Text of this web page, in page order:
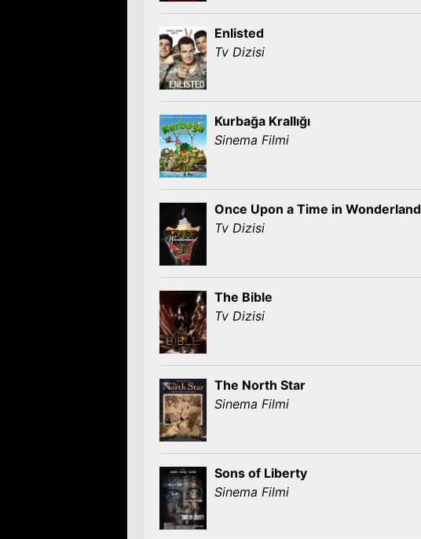
Enlisted
Tv Dizisi
Kurbağa Krallığı
Sinema Filmi
Once Upon a Time in Wonderland
Tv Dizisi
The Bible
Tv Dizisi
The North Star
Sinema Filmi
Sons of Liberty
Sinema Filmi